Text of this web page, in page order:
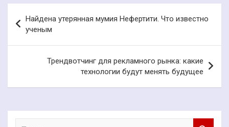
по
записям
Найдена утерянная мумия Нефертити. Что известно
ученым
Трендвотчинг для рекламного рынка: какие
технологии будут менять будущее